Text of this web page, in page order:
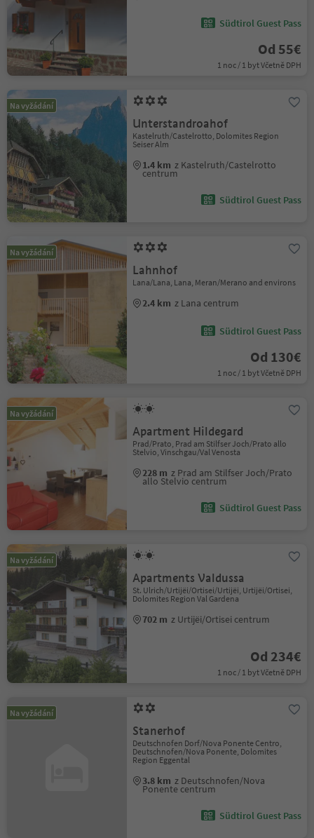
Südtirol Guest Pass
Od 55€
1 noc / 1 byt Včetně DPH
Na vyžádání
Unterstandroahof
Kastelruth/Castelrotto, Dolomites Region
Seiser Alm
1.4 km z Kastelruth/Castelrotto
centrum
Südtirol Guest Pass
Na vyžádání
Lahnhof
Lana/Lana, Lana, Meran/Merano and environs
2.4 km z Lana centrum
Südtirol Guest Pass
Od 130€
1 noc / 1 byt Včetně DPH
Na vyžádání
Apartment Hildegard
Prad/Prato, Prad am Stilfser Joch/Prato allo
Stelvio, Vinschgau/Val Venosta
228 m z Prad am Stilfser Joch/Prato
allo Stelvio centrum
Südtirol Guest Pass
Na vyžádání
Apartments Valdussa
St. Ulrich/Urtijëi/Ortisei/Urtijëi, Urtijëi/Ortisei,
Dolomites Region Val Gardena
702 m z Urtijëi/Ortisei centrum
Od 234€
1 noc / 1 byt Včetně DPH
Na vyžádání
Stanerhof
Deutschnofen Dorf/Nova Ponente Centro,
Deutschnofen/Nova Ponente, Dolomites
Region Eggental
3.8 km z Deutschnofen/Nova
Ponente centrum
Südtirol Guest Pass